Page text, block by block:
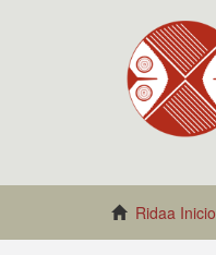
Ridaa Inicio